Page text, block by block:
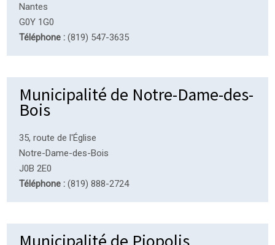
Nantes
G0Y 1G0
Téléphone : (819) 547-3635
Municipalité de Notre-Dame-des-
Bois
35, route de l'Église
Notre-Dame-des-Bois
J0B 2E0
Téléphone : (819) 888-2724
Municipalité de Piopolis